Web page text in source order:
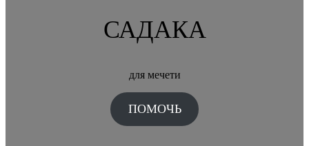
САДАКА
для мечети
ПОМОЧЬ